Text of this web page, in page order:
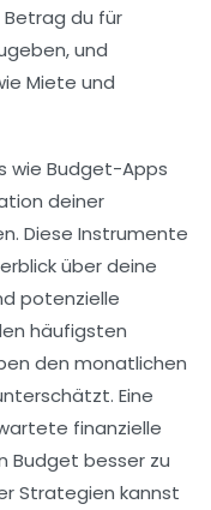
Betrag du für
und
Miete und
wie Budget-Apps
deiner
Diese Instrumente
über deine
potenzielle
häufigsten
den monatlichen
Eine
finanzielle
Budget besser zu
Strategien kannst